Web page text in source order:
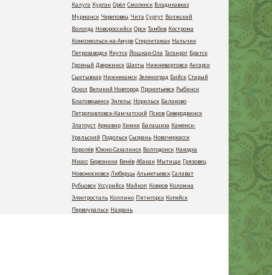
Калуга Курган Орёл Смоленск Владикавказ
Мурманск Череповец Чита Сургут Волжский
Вологда Новороссийск Орск Тамбов Кострома
Комсомольск-на-Амуре Стерлитамак Нальчик
Петрозаводск Якутск Йошкар-Ола Таганрог Братск
Грозный Дзержинск Шахты Нижневартовск Ангарск
Сыктывкар Нижнекамск Зеленоград Бийск Старый
Оскол Великий Новгород Прокопьевск Рыбинск
Благовещенск Энгельс Норильск Балаково
Петропавловск-Камчатский Псков Северодвинск
Златоуст Армавир Химки Балашиха Каменск-
Уральский Подольск Сызрань Новочеркасск
Королёв Южно-Сахалинск Волгодонск Находка
Миасс Березники Венёв Абакан Мытищи Грязовец
Новомосковск Люберцы Альметьевск Салават
Рубцовск Уссурийск Майкоп Ковров Коломна
Электросталь Колпино Пятигорск Копейск
Первоуральск Назрань